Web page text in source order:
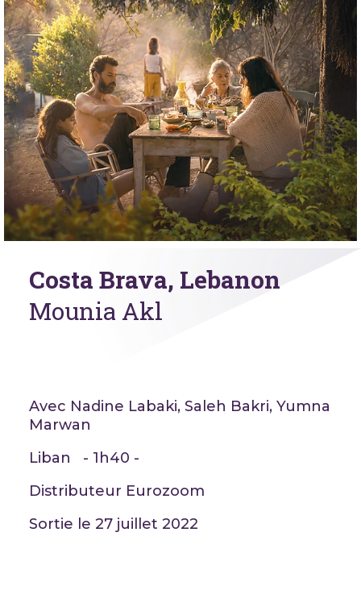
Costa Brava, Lebanon
Mounia Akl
Avec Nadine Labaki, Saleh Bakri, Yumna
Marwan
Liban - 1h40 -
Distributeur Eurozoom
Sortie le 27 juillet 2022